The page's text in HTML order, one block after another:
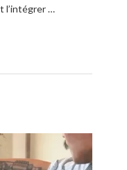
l’intégrer …